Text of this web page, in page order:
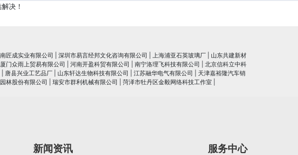
决！
匠成实业有限公司 深圳市易言经邦文化咨询有限公司 上海浦亚石英玻璃厂
山东共建新材
厦门众雨上贸易有限公司 河南开盈科贸有限公司 南宁洛理飞科技有限公司
北京信科立中科
唐县兴业工艺品厂 山东轩达生物科技有限公司 江苏融华电气有限公司
天津嘉裕隆汽车销
林股份有限公司 瑞安市群利机械有限公司 菏泽市牡丹区金毅网络科技工作室
新闻资讯 服务中心